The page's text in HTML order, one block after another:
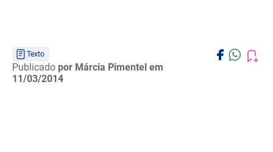
Texto
Publicado por Márcia Pimentel em
11/03/2014